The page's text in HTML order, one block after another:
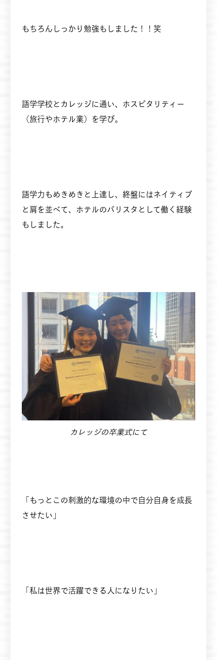
もちろんしっかり勉強もしました！！笑
語学学校とカレッジに通い、ホスピタリティー
（旅行やホテル業）を学び。
語学力もめきめきと上達し、終盤にはネイティブ
と肩を並べて、ホテルのバリスタとして働く経験
もしました。
カレッジの卒業式にて
「もっとこの刺激的な環境の中で自分自身を成長
させたい」
「私は世界で活躍できる人になりたい」